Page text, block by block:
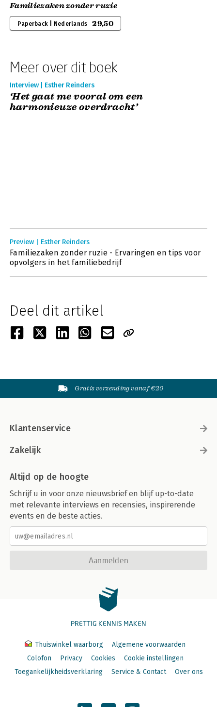
Familiezaken zonder ruzie
Paperback | Nederlands 29,50
Meer over dit boek
Interview | Esther Reinders
‘Het gaat me vooral om een
harmonieuze overdracht’
Preview | Esther Reinders
Familiezaken zonder ruzie - Ervaringen en tips voor
opvolgers in het familiebedrijf
Deel dit artikel
Gratis verzending vanaf €20
Klantenservice
Zakelijk
Altijd op de hoogte
Schrijf u in voor onze nieuwsbrief en blijf up-to-date
met relevante interviews en recensies, inspirerende
events en de beste acties.
Aanmelden
PRETTIG KENNIS MAKEN
Thuiswinkel waarborg
Algemene voorwaarden
Colofon
Privacy Cookies
Cookie instellingen
Toegankelijkheidsverklaring
Service & Contact Over ons